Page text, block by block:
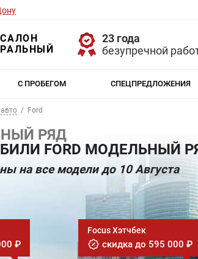
23 года
безупречной
С ПРОБЕГОМ СПЕЦПРЕДЛОЖЕНИЯ
Ford
РЯД
FORD МОДЕЛЬНЫЙ
на все модели до 10 Августа
₽
Focus Хэтчбек
скидка до 595 000 ₽